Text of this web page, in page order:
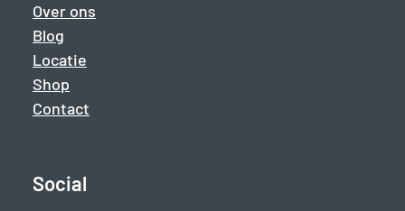
Over ons
Blog
Locatie
Shop
Contact
Social